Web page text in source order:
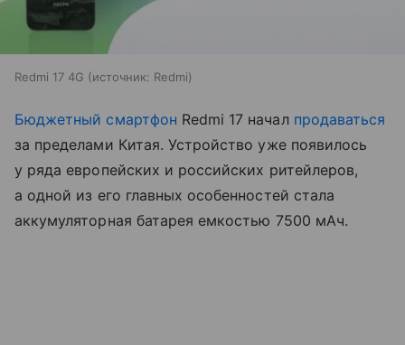
Redmi 17 4G источник: Redmi
Бюджетный смартфон Redmi 17 начал продаваться
за пределами Китая. Устройство уже появилось
у ряда европейских и российских ритейлеров,
а одной из его главных особенностей стала
аккумуляторная батарея емкостью 7500 мАч.